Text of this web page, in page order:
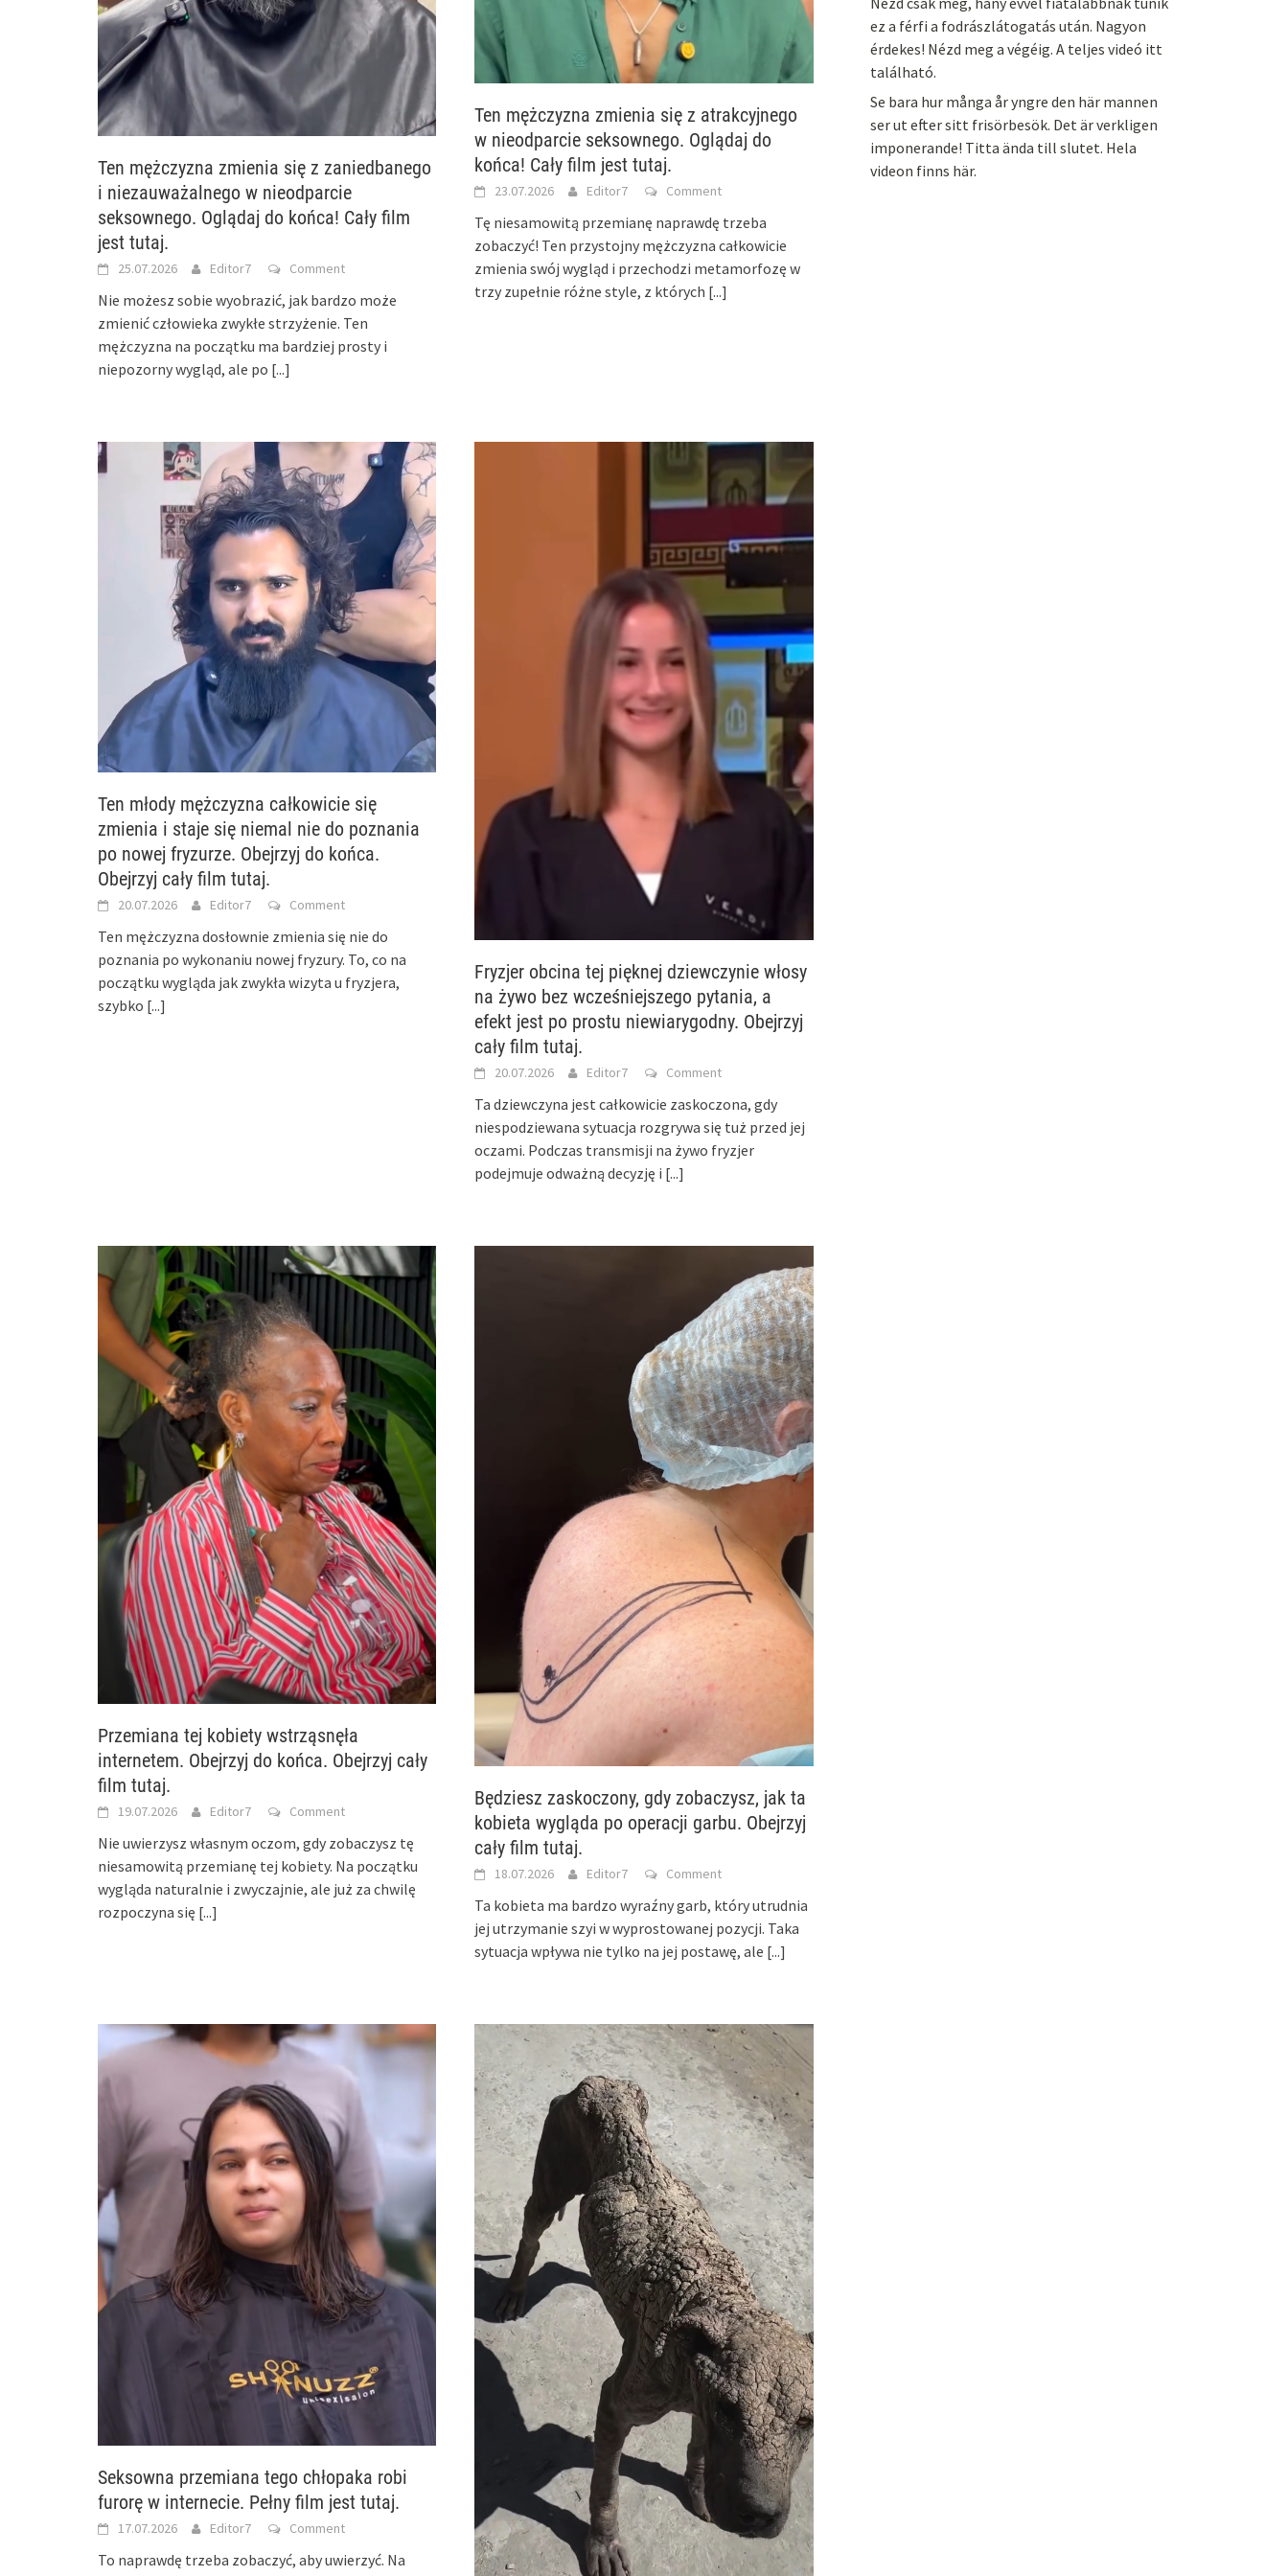
Ten mężczyzna zmienia się z zaniedbanego
i niezauważalnego w nieodparcie
seksownego. Oglądaj do końca! Cały film
jest tutaj.
25.07.2026 Editor7 Comment
Nie możesz sobie wyobrazić, jak bardzo może
zmienić człowieka zwykłe strzyżenie. Ten
mężczyzna na początku ma bardziej prosty i
niepozorny wygląd, ale po [...]
Ten mężczyzna zmienia się z atrakcyjnego
w nieodparcie seksownego. Oglądaj do
końca! Cały film jest tutaj.
23.07.2026 Editor7 Comment
Tę niesamowitą przemianę naprawdę trzeba
zobaczyć! Ten przystojny mężczyzna całkowicie
zmienia swój wygląd i przechodzi metamorfozę w
trzy zupełnie różne style, z których [...]
Ten młody mężczyzna całkowicie się
zmienia i staje się niemal nie do poznania
po nowej fryzurze. Obejrzyj do końca.
Obejrzyj cały film tutaj.
20.07.2026 Editor7 Comment
Ten mężczyzna dosłownie zmienia się nie do
poznania po wykonaniu nowej fryzury. To, co na
początku wygląda jak zwykła wizyta u fryzjera,
szybko [...]
Fryzjer obcina tej pięknej dziewczynie włosy
na żywo bez wcześniejszego pytania, a
efekt jest po prostu niewiarygodny. Obejrzyj
cały film tutaj.
20.07.2026 Editor7 Comment
Ta dziewczyna jest całkowicie zaskoczona, gdy
niespodziewana sytuacja rozgrywa się tuż przed jej
oczami. Podczas transmisji na żywo fryzjer
podejmuje odważną decyzję i [...]
Przemiana tej kobiety wstrząsnęła
internetem. Obejrzyj do końca. Obejrzyj cały
film tutaj.
19.07.2026 Editor7 Comment
Nie uwierzysz własnym oczom, gdy zobaczysz tę
niesamowitą przemianę tej kobiety. Na początku
wygląda naturalnie i zwyczajnie, ale już za chwilę
rozpoczyna się [...]
Będziesz zaskoczony, gdy zobaczysz, jak ta
kobieta wygląda po operacji garbu. Obejrzyj
cały film tutaj.
18.07.2026 Editor7 Comment
Ta kobieta ma bardzo wyraźny garb, który utrudnia
jej utrzymanie szyi w wyprostowanej pozycji. Taka
sytuacja wpływa nie tylko na jej postawę, ale [...]
Seksowna przemiana tego chłopaka robi
furorę w internecie. Pełny film jest tutaj.
17.07.2026 Editor7 Comment
To naprawdę trzeba zobaczyć, aby uwierzyć. Na
ez a férfi a fodrászlátogatás után. Nagyon
érdekes! Nézd meg a végéig. A teljes videó itt
található.
Se bara hur många år yngre den här mannen
ser ut efter sitt frisörbesök. Det är verkligen
imponerande! Titta ända till slutet. Hela
videon finns här.